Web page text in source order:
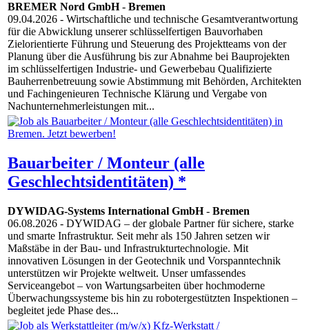
BREMER Nord GmbH- Bremen
09.04.2026 - Wirtschaftliche und technische Gesamtverantwortung
für die Abwicklung unserer schlüsselfertigen Bauvorhaben
Zielorientierte Führung und Steuerung des Projektteams von der
Planung über die Ausführung bis zur Abnahme bei Bauprojekten
im schlüsselfertigen Industrie- und Gewerbebau Qualifizierte
Bauherrenbetreuung sowie Abstimmung mit Behörden, Architekten
und Fachingenieuren Technische Klärung und Vergabe von
Nachunternehmerleistungen mit...
Bauarbeiter / Monteur (alle
Geschlechtsidentitäten) *
DYWIDAG-Systems International GmbH- Bremen
06.08.2026 - DYWIDAG – der globale Partner für sichere, starke
und smarte Infrastruktur. Seit mehr als 150 Jahren setzen wir
Maßstäbe in der Bau- und Infrastrukturtechnologie. Mit
innovativen Lösungen in der Geotechnik und Vorspanntechnik
unterstützen wir Projekte weltweit. Unser umfassendes
Serviceangebot – von Wartungsarbeiten über hochmoderne
Überwachungssysteme bis hin zu robotergestützten Inspektionen –
begleitet jede Phase des...